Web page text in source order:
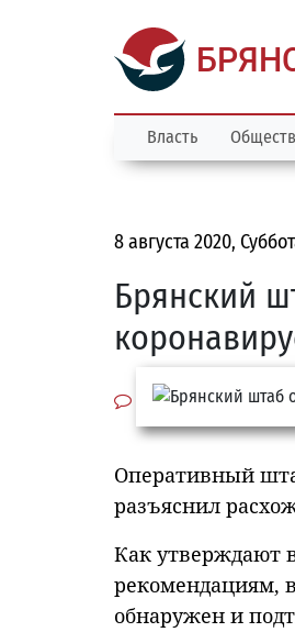
Власть
8 августа 2020,
Брянский
Оперативный
разъяснил
Как утверждают
рекомендациям,
обнаружен и